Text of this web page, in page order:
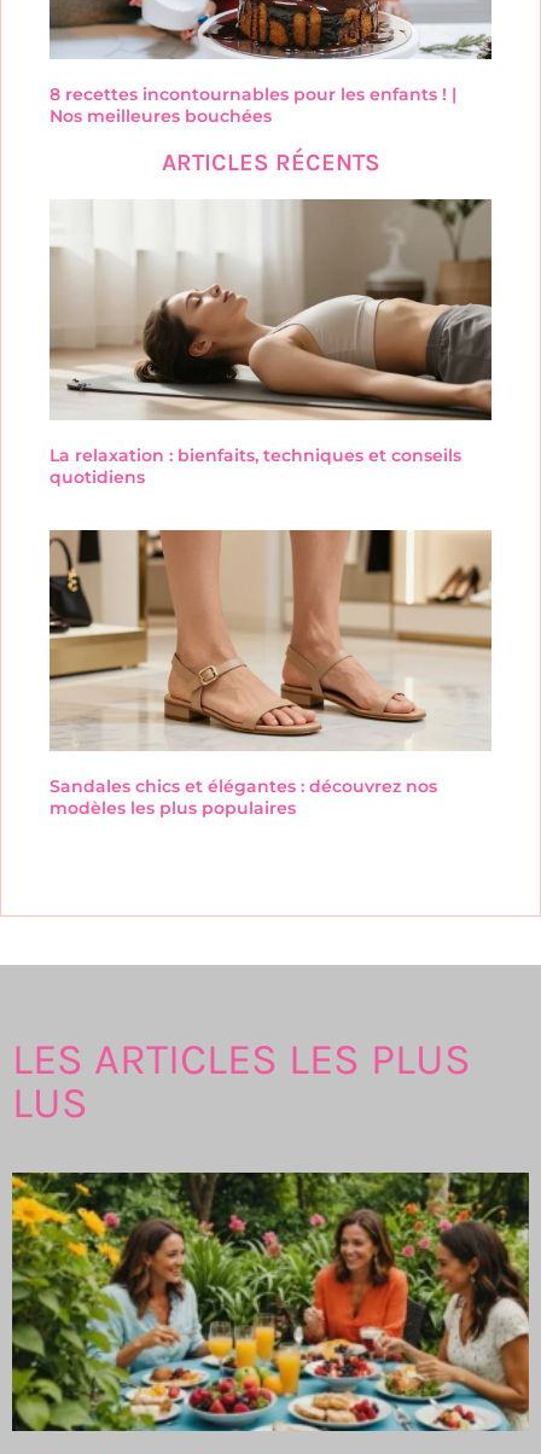
8 recettes incontournables pour les enfants ! |
Nos meilleures bouchées
ARTICLES RÉCENTS
La relaxation : bienfaits, techniques et conseils
quotidiens
Sandales chics et élégantes : découvrez nos
modèles les plus populaires
LES ARTICLES LES PLUS
LUS